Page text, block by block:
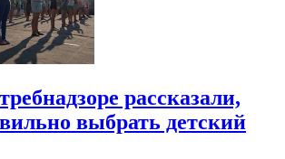
рассказали,
выбрать детский